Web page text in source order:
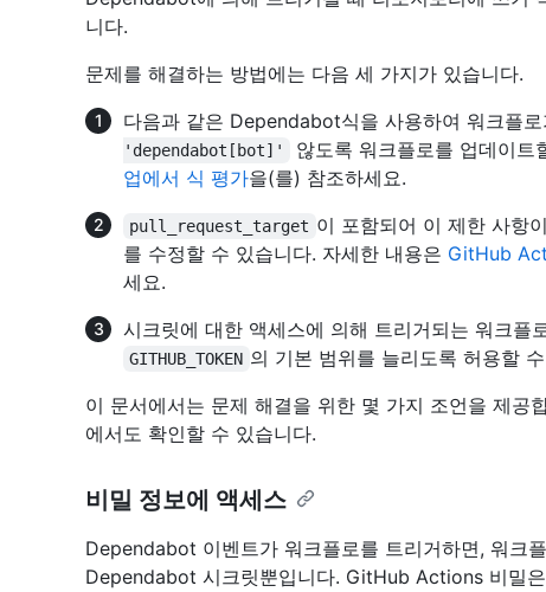
니다.
문제를 해결하는 방법에는 다음 세 가지가 있습니다.
다음과 같은 Dependabot식을 사용하여 워크플
'dependabot[bot]'
않도록 워크플로를 업데이
업에서 식 평가을(를) 참조하세요.
pull_request_target 이 포함되어 이 제한 사항
를 수정할 수 있습니다. 자세한 내용은 GitHub
세요.
시크릿에 대한 액세스에 의해 트리거되는 워크플
GITHUB_TOKEN 의 기본 범위를 늘리도록 허용할
이 문서에서는 문제 해결을 위한 몇 가지 조언을 제공
에서도 확인할 수 있습니다.
비밀 정보에 액세스
Dependabot 이벤트가 워크플로를 트리거하면, 워크
Dependabot 시크릿뿐입니다. GitHub Actions 비밀은